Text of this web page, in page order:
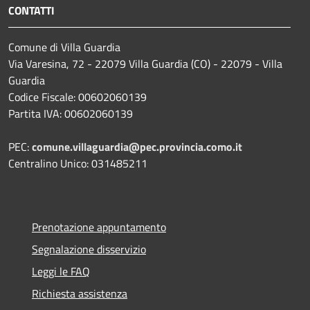
CONTATTI
Comune di Villa Guardia
Via Varesina, 72 - 22079 Villa Guardia (CO) - 22079 - Villa
Guardia
Codice Fiscale: 00602060139
Partita IVA: 00602060139
PEC:comune.villaguardia@pec.provincia.como.it
Centralino Unico: 031485211
Prenotazione appuntamento
Segnalazione disservizio
Leggi le FAQ
Richiesta assistenza